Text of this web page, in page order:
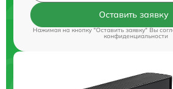
Оставить заявку
Нажимая на кнопку "Оставить заявку" Вы
конфиденциальности